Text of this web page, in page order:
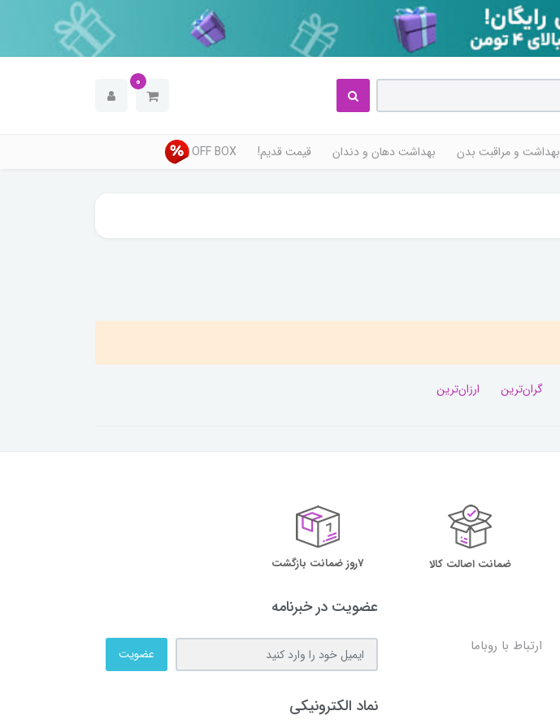
0
بهداشت و مراقبت بدن بهداشت دهان و دندان قیمت قدیم! OFF BOX
گران‌ترین ارزان‌ترین
ضمانت اصالت کالا 7روز ضمانت بازگشت
ارتباط با روباما
عضویت در خبرنامه
عضویت
نماد الکترونیکی